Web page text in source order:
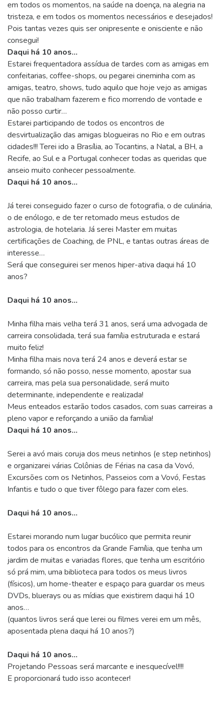
em todos os momentos, na saúde na doença, na alegria na
tristeza, e em todos os momentos necessários e desejados!
Pois tantas vezes quis ser onipresente e onisciente e não
consegui!
Daqui há 10 anos…
Estarei frequentadora assídua de tardes com as amigas em
confeitarias, coffee-shops, ou pegarei cineminha com as
amigas, teatro, shows, tudo aquilo que hoje vejo as amigas
que não trabalham fazerem e fico morrendo de vontade e
não posso curtir…
Estarei participando de todos os encontros de
desvirtualização das amigas blogueiras no Rio e em outras
cidades!!! Terei ido a Brasília, ao Tocantins, a Natal, a BH, a
Recife, ao Sul e a Portugal conhecer todas as queridas que
anseio muito conhecer pessoalmente.
Daqui há 10 anos…
Já terei conseguido fazer o curso de fotografia, o de culinária,
o de enólogo, e de ter retomado meus estudos de
astrologia, de hotelaria. Já serei Master em muitas
certificações de Coaching, de PNL, e tantas outras áreas de
interesse…
Será que conseguirei ser menos hiper-ativa daqui há 10
anos?
Daqui há 10 anos…
Minha filha mais velha terá 31 anos, será uma advogada de
carreira consolidada, terá sua família estruturada e estará
muito feliz!
Minha filha mais nova terá 24 anos e deverá estar se
formando, só não posso, nesse momento, apostar sua
carreira, mas pela sua personalidade, será muito
determinante, independente e realizada!
Meus enteados estarão todos casados, com suas carreiras a
pleno vapor e reforçando a união da família!
Daqui há 10 anos…
Serei a avó mais coruja dos meus netinhos (e step netinhos)
e organizarei várias Colônias de Férias na casa da Vovó,
Excursões com os Netinhos, Passeios com a Vovó, Festas
Infantis e tudo o que tiver fôlego para fazer com eles.
Daqui há 10 anos…
Estarei morando num lugar bucólico que permita reunir
todos para os encontros da Grande Família, que tenha um
jardim de muitas e variadas flores, que tenha um escritório
só prá mim, uma biblioteca para todos os meus livros
(físicos), um home-theater e espaço para guardar os meus
DVDs, bluerays ou as mídias que existirem daqui há 10
anos…
(quantos livros será que lerei ou filmes verei em um mês,
aposentada plena daqui há 10 anos?)
Daqui há 10 anos…
Projetando Pessoas será marcante e inesquecível!!!!
E proporcionará tudo isso acontecer!